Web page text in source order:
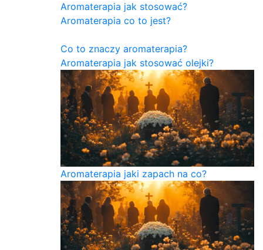
Aromaterapia jak stosować?
Aromaterapia co to jest?
Co to znaczy aromaterapia?
Aromaterapia jak stosować olejki?
Aromaterapia jaki zapach na co?